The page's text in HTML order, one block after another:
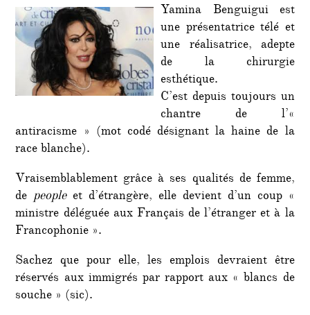
Yamina Benguigui est
une présentatrice télé et
une réalisatrice, adepte
de la chirurgie
esthétique.
C’est depuis toujours un
chantre de l’«
antiracisme » (mot codé désignant la haine de la
race blanche).
Vraisemblablement grâce à ses qualités de femme,
depeopleet d’étrangère, elle devient d’un coup «
ministre déléguée aux Français de l’étranger et à la
Francophonie ».
Sachez que pour elle, les emplois devraient être
réservés aux immigrés par rapport aux « blancs de
souche » (sic).